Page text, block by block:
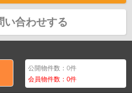
い合わせする
公開物件数：0件
会員物件数：0件